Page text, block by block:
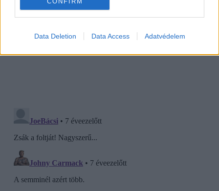
Data Deletion Data Access Adatvédelem